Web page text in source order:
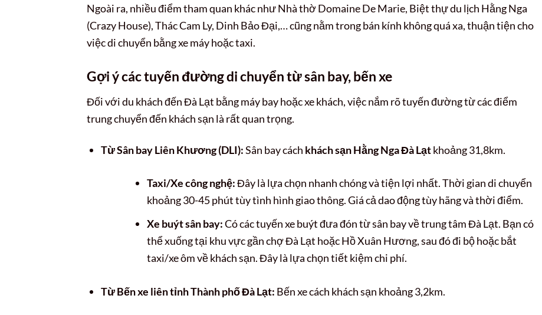
Ngoài ra, nhiều điểm tham quan khác như Nhà thờ Domaine De Marie, Biệt thự du lịch Hằng Nga
(Crazy House), Thác Cam Ly, Dinh Bảo Đại,… cũng nằm trong bán kính không quá xa, thuận tiện cho
việc di chuyển bằng xe máy hoặc taxi.
Gợi ý các tuyến đường di chuyển từ sân bay, bến xe
Đối với du khách đến Đà Lạt bằng máy bay hoặc xe khách, việc nắm rõ tuyến đường từ các điểm
trung chuyển đến khách sạn là rất quan trọng.
Từ Sân bay Liên Khương (DLI):Sân bay cách khách sạn Hằng Nga Đà Lạtkhoảng 31,8km.
Taxi/Xe công nghệ:Đây là lựa chọn nhanh chóng và tiện lợi nhất. Thời gian di chuyển
khoảng 30-45 phút tùy tình hình giao thông. Giá cả dao động tùy hãng và thời điểm.
Xe buýt sân bay:Có các tuyến xe buýt đưa đón từ sân bay về trung tâm Đà Lạt. Bạn có
thể xuống tại khu vực gần chợ Đà Lạt hoặc Hồ Xuân Hương, sau đó đi bộ hoặc bắt
taxi/xe ôm về khách sạn. Đây là lựa chọn tiết kiệm chi phí.
Từ Bến xe liên tỉnh Thành phố Đà Lạt: Bến xe cách khách sạn khoảng 3,2km.